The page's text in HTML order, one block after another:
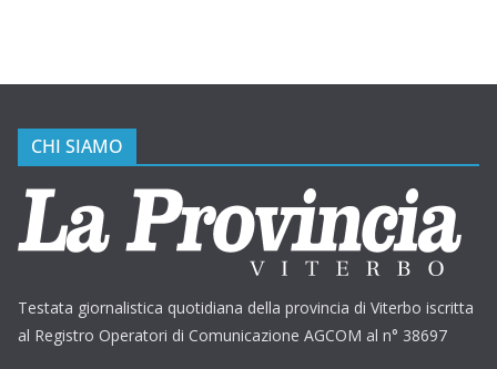
CHI SIAMO
Testata giornalistica quotidiana della provincia di Viterbo iscritta
al Registro Operatori di Comunicazione AGCOM al n° 38697